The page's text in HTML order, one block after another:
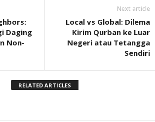
Daging
Non-
Next article
Local vs Global: Dilema
Kirim Qurban ke Luar
Negeri atau Tetangga
Sendiri
RELATED ARTICLES